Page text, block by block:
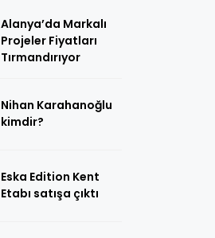
Alanya’da Markalı
Projeler Fiyatları
Tırmandırıyor
Nihan Karahanoğlu
kimdir?
Eska Edition Kent
Etabı satışa çıktı